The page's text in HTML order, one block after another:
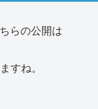
らの公開は
すね。